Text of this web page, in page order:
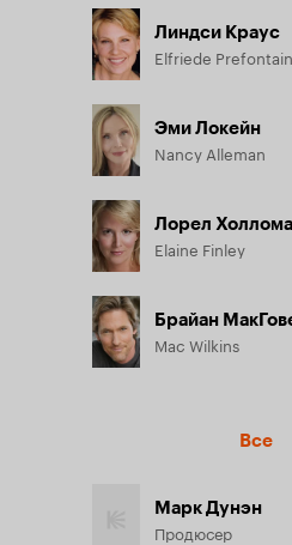
Линдси Краус
Elfriede
Эми Локейн
Nancy Alleman
Лорел
Elaine Finley
Брайан
Mac Wilkins
Все
Марк Дунэн
Продюсер